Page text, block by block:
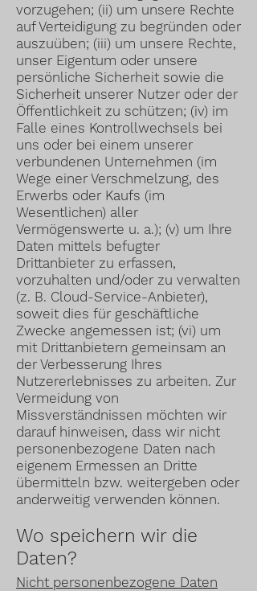
vorzugehen; (ii) um unsere Rechte
auf Verteidigung zu begründen oder
auszuüben; (iii) um unsere Rechte,
unser Eigentum oder unsere
persönliche Sicherheit sowie die
Sicherheit unserer Nutzer oder der
Öffentlichkeit zu schützen; (iv) im
Falle eines Kontrollwechsels bei
uns oder bei einem unserer
verbundenen Unternehmen (im
Wege einer Verschmelzung, des
Erwerbs oder Kaufs (im
Wesentlichen) aller
Vermögenswerte u. a.); (v) um Ihre
Daten mittels befugter
Drittanbieter zu erfassen,
vorzuhalten und/oder zu verwalten
(z. B. Cloud-Service-Anbieter),
soweit dies für geschäftliche
Zwecke angemessen ist; (vi) um
mit Drittanbietern gemeinsam an
der Verbesserung Ihres
Nutzererlebnisses zu arbeiten. Zur
Vermeidung von
Missverständnissen möchten wir
darauf hinweisen, dass wir nicht
personenbezogene Daten nach
eigenem Ermessen an Dritte
übermitteln bzw. weitergeben oder
anderweitig verwenden können.
Wo speichern wir die
Daten?
Nicht personenbezogene Daten